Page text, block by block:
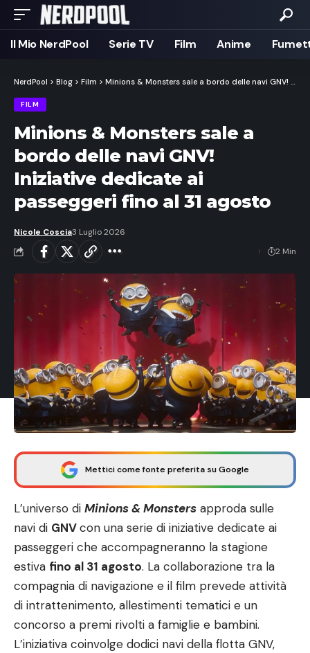
Il Mio NerdPool Serie TV Film Anime
NerdPool > Blog > Film > Minions & Monsters sale a bordo delle navi GNV! Iniziative dedicate ai passeggeri fino al 31 agosto
FILM
Minions & Monsters sale a
bordo delle navi GNV!
Iniziative dedicate ai
passeggeri fino al 31 agosto
Nicole Coscia3 Luglio 2026
2 Min
Mettici come fonte preferita su Google
L’universo di Minions & Monsters approda sulle
navi di GNVcon una serie di iniziative dedicate ai
passeggeri che accompagneranno la stagione
estiva fino al 31 agosto. La collaborazione tra la
compagnia di navigazione e il film prevede attività
di intrattenimento, allestimenti tematici e un
concorso a premi rivolti a famiglie e bambini.
L’iniziativa coinvolge dodici navi della flotta GNV,